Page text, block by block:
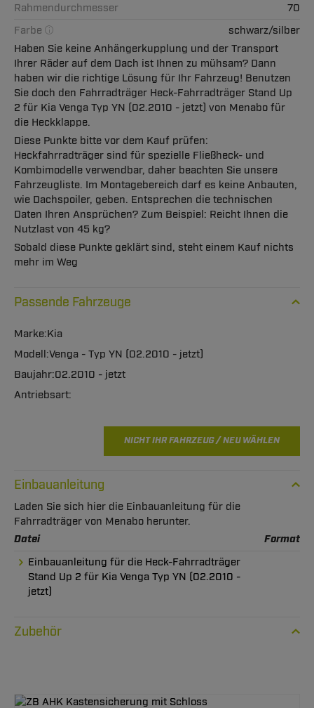
Rahmendurchmesser
70
Farbe
schwarz/silber
Haben Sie keine Anhängerkupplung und der Transport
Ihrer Räder auf dem Dach ist Ihnen zu mühsam? Dann
haben wir die richtige Lösung für Ihr Fahrzeug! Benutzen
Sie doch den Fahrradträger Heck-Fahrradträger Stand Up
2 für Kia Venga Typ YN (02.2010 - jetzt) von Menabo für
die Heckklappe.
Diese Punkte bitte vor dem Kauf prüfen:
Heckfahrradträger sind für spezielle Fließheck- und
Kombimodelle verwendbar, daher beachten Sie unsere
Fahrzeugliste. Im Montagebereich darf es keine Anbauten,
wie Dachspoiler, geben. Entsprechen die technischen
Daten Ihren Ansprüchen? Zum Beispiel: Reicht Ihnen die
Nutzlast von 45 kg?
Sobald diese Punkte geklärt sind, steht einem Kauf nichts
mehr im Weg
Passende Fahrzeuge
Kia
Venga - Typ YN (02.2010 - jetzt)
02.2010 - jetzt
NICHT IHR FAHRZEUG / NEU WÄHLEN
Einbauanleitung
Laden Sie sich hier die Einbauanleitung für die
Fahrradträger von Menabo herunter.
Datei Format
Einbauanleitung für die Heck-Fahrradträger
Stand Up 2 für Kia Venga Typ YN (02.2010 -
jetzt)
Zubehör